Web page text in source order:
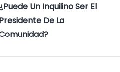
Un Inquilino Ser El
Presidente De La